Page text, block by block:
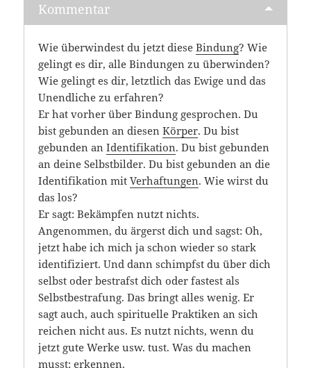
Kommentar
Wie überwindest du jetzt dieseBindung? Wie
gelingt es dir, alle Bindungen zu überwinden?
Wie gelingt es dir, letztlich das Ewige und das
Unendliche zu erfahren?
Er hat vorher über Bindung gesprochen. Du
bist gebunden an diesenKörper. Du bist
gebunden anIdentifikation. Du bist gebunden
an deine Selbstbilder. Du bist gebunden an die
Identifikation mitVerhaftungen. Wie wirst du
das los?
Er sagt: Bekämpfen nutzt nichts.
Angenommen, du ärgerst dich und sagst: Oh,
jetzt habe ich mich ja schon wieder so stark
identifiziert. Und dann schimpfst du über dich
selbst oder bestrafst dich oder fastest als
Selbstbestrafung. Das bringt alles wenig. Er
sagt auch, auch spirituelle Praktiken an sich
reichen nicht aus. Es nutzt nichts, wenn du
jetzt gute Werke usw. tust. Was du machen
musst: erkennen.